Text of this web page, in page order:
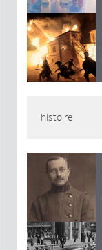
histoire